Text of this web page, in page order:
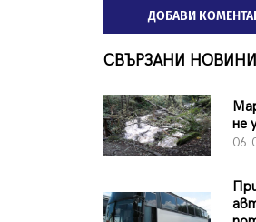
ДОБАВИ
СВЪРЗАНИ НОВИНИ
не